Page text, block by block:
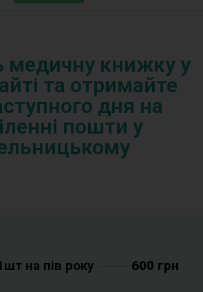
медичну книжку у
та отримайте
дня на
пошти у
на пів року 600 грн